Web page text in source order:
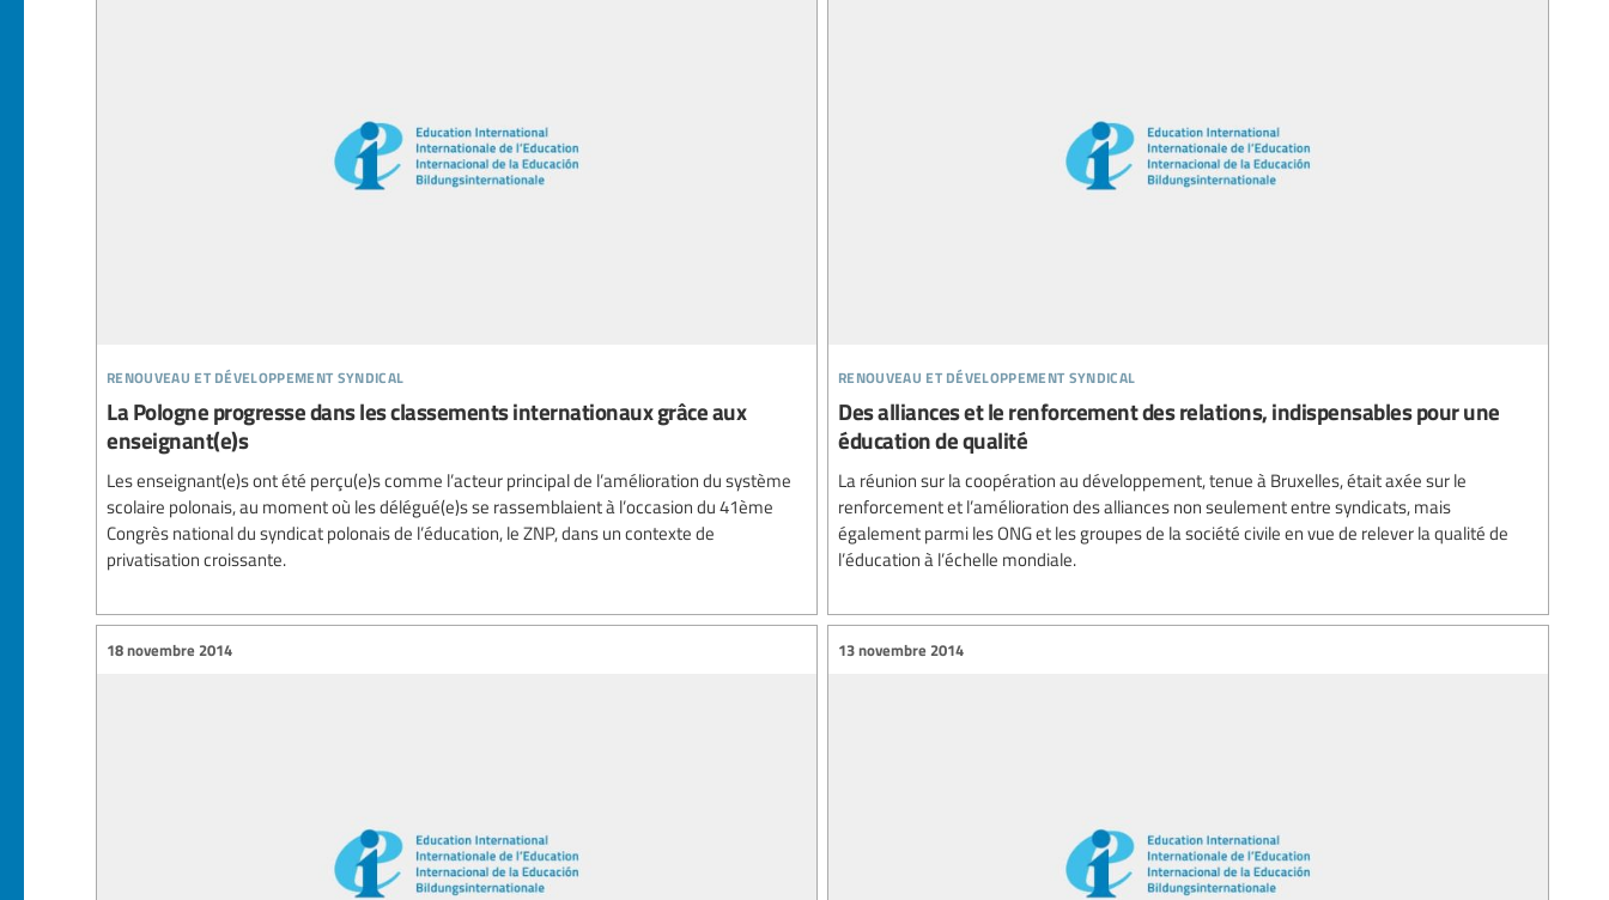
renouveau et développement syndical
La Pologne progresse dans les classements internationaux grâce aux
enseignant(e)s
Les enseignant(e)s ont été perçu(e)s comme l’acteur principal de l’amélioration du système
scolaire polonais, au moment où les délégué(e)s se rassemblaient à l’occasion du 41ème
Congrès national du syndicat polonais de l’éducation, le ZNP, dans un contexte de
privatisation croissante.
renouveau et développement syndical
Des alliances et le renforcement des relations, indispensables pour une
éducation de qualité
La réunion sur la coopération au développement, tenue à Bruxelles, était axée sur le
renforcement et l’amélioration des alliances non seulement entre syndicats, mais
également parmi les ONG et les groupes de la société civile en vue de relever la qualité de
l’éducation à l’échelle mondiale.
18 novembre 2014 13 novembre 2014